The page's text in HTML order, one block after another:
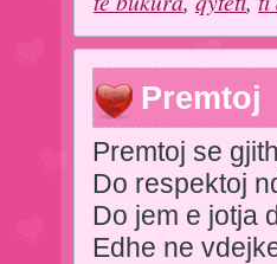
Premtoj
Premtoj se
Do respektoj
Do jem e jotja
Edhe ne